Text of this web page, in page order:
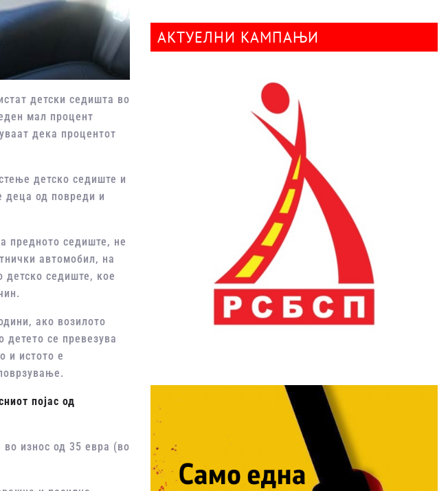
детски седишта во
мал процент
дека процентот
детско седиште и
деца од повреди и
предното седиште, не
автомобил, на
детско седиште, кое
ако возилото
се превезува
и истото е
појас од
износ од 35 евра (во
АКТУЕЛНИ КАМПАЊИ